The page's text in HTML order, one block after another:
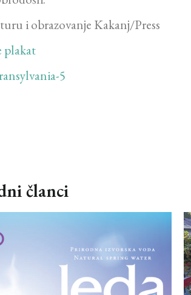
i obrazovanje Kakanj/Press
članci